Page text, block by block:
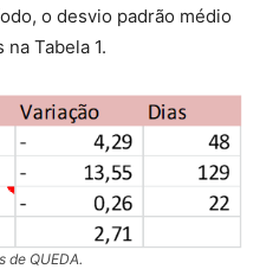
o desvio padrão médio
Tabela 1.
de QUEDA.